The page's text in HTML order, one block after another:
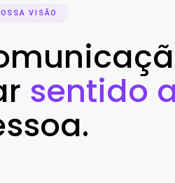
VISÃO
sentido